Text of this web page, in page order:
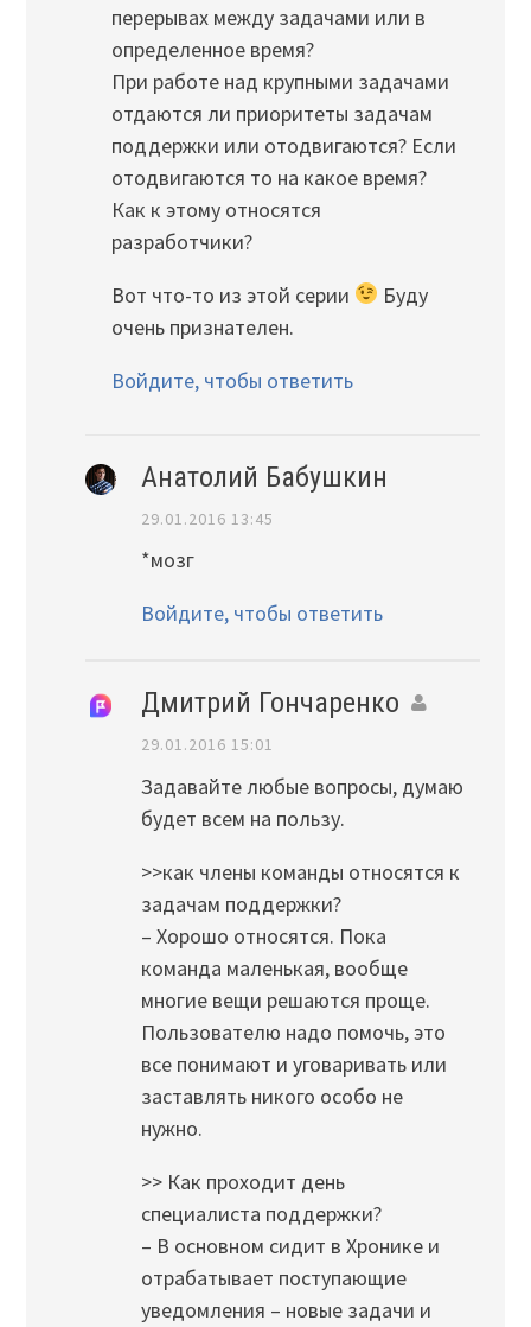
перерывах между задачами или в
определенное время?
При работе над крупными задачами
отдаются ли приоритеты задачам
поддержки или отодвигаются? Если
отодвигаются то на какое время?
Как к этому относятся
разработчики?
Вот что-то из этой серии
Буду
очень признателен.
Войдите, чтобы ответить
Анатолий Бабушкин
29.01.2016 13:45
*мозг
Войдите, чтобы ответить
Дмитрий Гончаренко
29.01.2016 15:01
Задавайте любые вопросы, думаю
будет всем на пользу.
>>как члены команды относятся к
задачам поддержки?
– Хорошо относятся. Пока
команда маленькая, вообще
многие вещи решаются проще.
Пользователю надо помочь, это
все понимают и уговаривать или
заставлять никого особо не
нужно.
>> Как проходит день
специалиста поддержки?
– В основном сидит в Хронике и
отрабатывает поступающие
уведомления – новые задачи и